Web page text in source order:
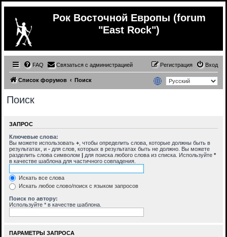
Рок Восточной Европы (forum
"East Rock")
FAQ Связаться с администрацией Вход
Регистрация
Список форумов Поиск
Поиск
ЗАПРОС
Ключевые слова:
Вы можете использовать + , чтобы определить слова, которые должны быть в
результатах, и - для слов, которых в результатах быть не должно. Вы можете
разделить слова символом | для поиска любого слова из списка. Используйте *
в качестве шаблона для частичного совпадения.
Искать все слова
Искать любое слово/поиск с языком запросов
Поиск по автору:
Используйте * в качестве шаблона.
ПАРАМЕТРЫ ЗАПРОСА